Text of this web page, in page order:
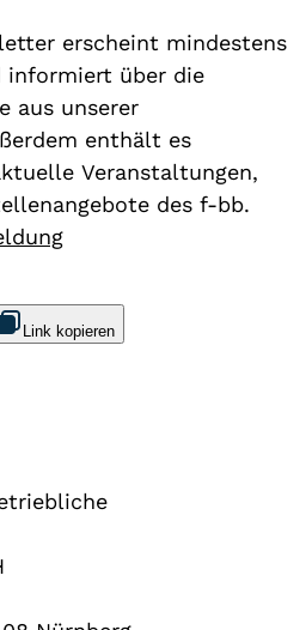
erscheint mindestens
informiert über die
aus unserer
enthält es
Veranstaltungen,
des f-bb.
Link kopieren